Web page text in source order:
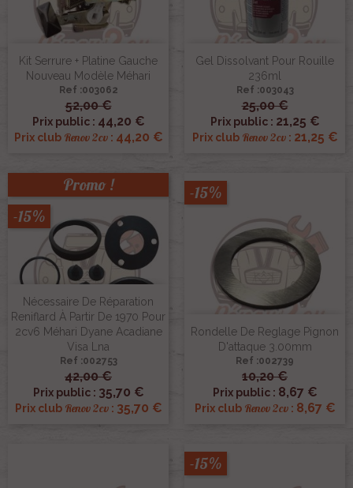
Kit Serrure + Platine Gauche
Nouveau Modèle Méhari
Ref :003062
52,00 €
Prix public : 44,20 €
Prix club Renov 2cv: 44,20 €
Gel Dissolvant Pour Rouille
236ml
Ref :003043
25,00 €
Prix public : 21,25 €
Prix club Renov 2cv: 21,25 €
Nécessaire De Réparation
Reniflard À Partir De 1970 Pour
2cv6 Méhari Dyane Acadiane
Visa Lna
Ref :002753
42,00 €
Prix public : 35,70 €
Prix club Renov 2cv: 35,70 €
Promo !
-15%
Rondelle De Reglage Pignon
D'attaque 3.00mm
Ref :002739
10,20 €
Prix public : 8,67 €
Prix club Renov 2cv: 8,67 €
-15%
-15%